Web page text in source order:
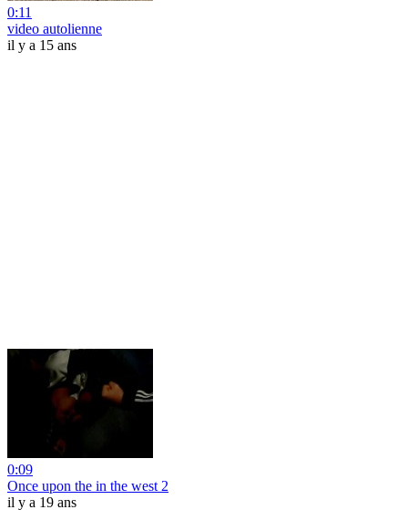
0:11
video autolienne
il y a 15 ans
0:09
Once upon the in the west 2
il y a 19 ans